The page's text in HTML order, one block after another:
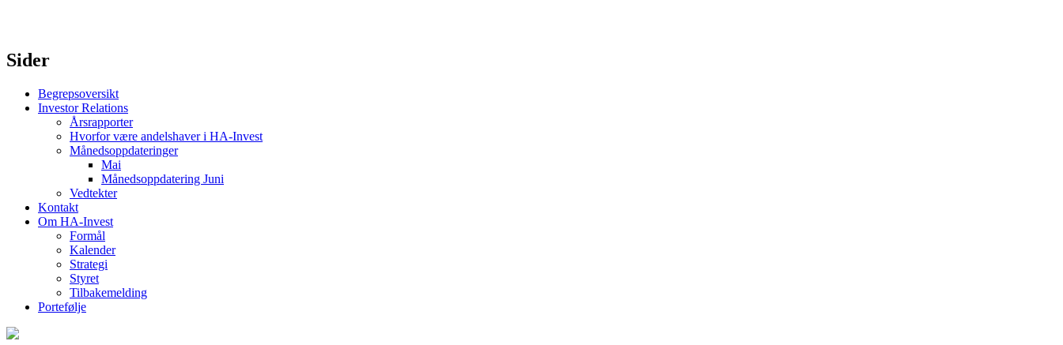
Sider
Begrepsoversikt
Investor Relations
Årsrapporter
Hvorfor være andelshaver i HA-Invest
Månedsoppdateringer
Mai
Månedsoppdatering Juni
Vedtekter
Kontakt
Om HA-Invest
Formål
Kalender
Strategi
Styret
Tilbakemelding
Portefølje